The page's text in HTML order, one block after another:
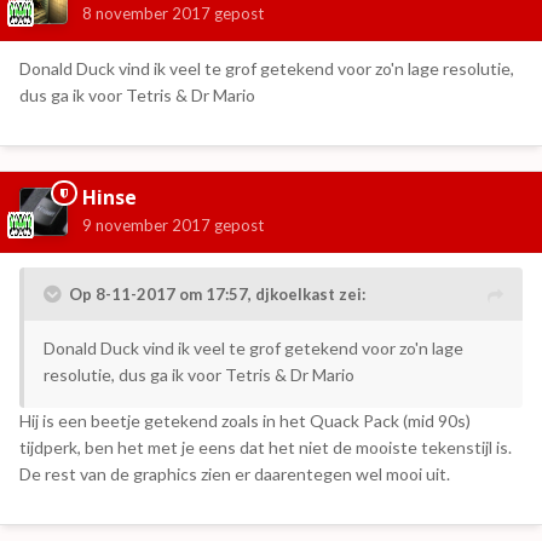
8 november 2017 gepost
Donald Duck vind ik veel te grof getekend voor zo'n lage resolutie,
dus ga ik voor Tetris & Dr Mario
Hinse
9 november 2017 gepost
Op 8-11-2017 om 17:57, djkoelkast zei:
Donald Duck vind ik veel te grof getekend voor zo'n lage
resolutie, dus ga ik voor Tetris & Dr Mario
Hij is een beetje getekend zoals in het Quack Pack (mid 90s)
tijdperk, ben het met je eens dat het niet de mooiste tekenstijl is.
De rest van de graphics zien er daarentegen wel mooi uit.